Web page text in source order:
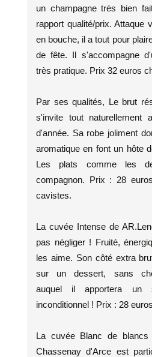
un champagne très bien
rapport qualité/prix. Attaque
en bouche, il a tout pour
de fête. Il s'accompagne
très pratique. Prix 32 euros
Par ses qualités, Le brut
s'invite tout naturellement
d'année. Sa robe joliment
aromatique en font un hôte
Les plats comme les
compagnon. Prix : 28
cavistes.
La cuvée Intense de
pas négliger ! Fruité,
les aime. Son côté extra
sur un dessert, sans
auquel il apportera un
inconditionnel ! Prix : 28
La cuvée Blanc de
Chassenay d'Arce est